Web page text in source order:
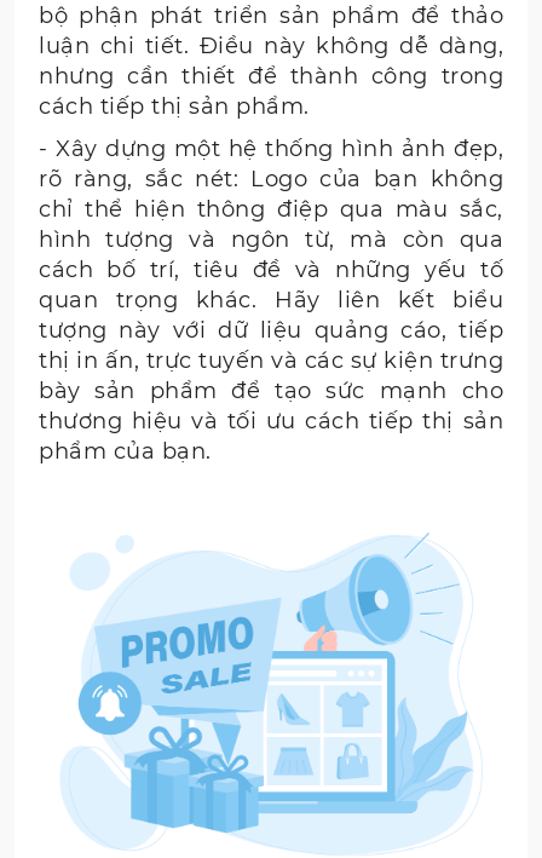
bộ phận phát triển sản phẩm để thảo
luận chi tiết. Điều này không dễ dàng,
nhưng cần thiết để thành công trong
cách tiếp thị sản phẩm.
- Xây dựng một hệ thống hình ảnh đẹp,
rõ ràng, sắc nét: Logo của bạn không
chỉ thể hiện thông điệp qua màu sắc,
hình tượng và ngôn từ, mà còn qua
cách bố trí, tiêu đề và những yếu tố
quan trọng khác. Hãy liên kết biểu
tượng này với dữ liệu quảng cáo, tiếp
thị in ấn, trực tuyến và các sự kiện trưng
bày sản phẩm để tạo sức mạnh cho
thương hiệu và tối ưu cách tiếp thị sản
phẩm của bạn.